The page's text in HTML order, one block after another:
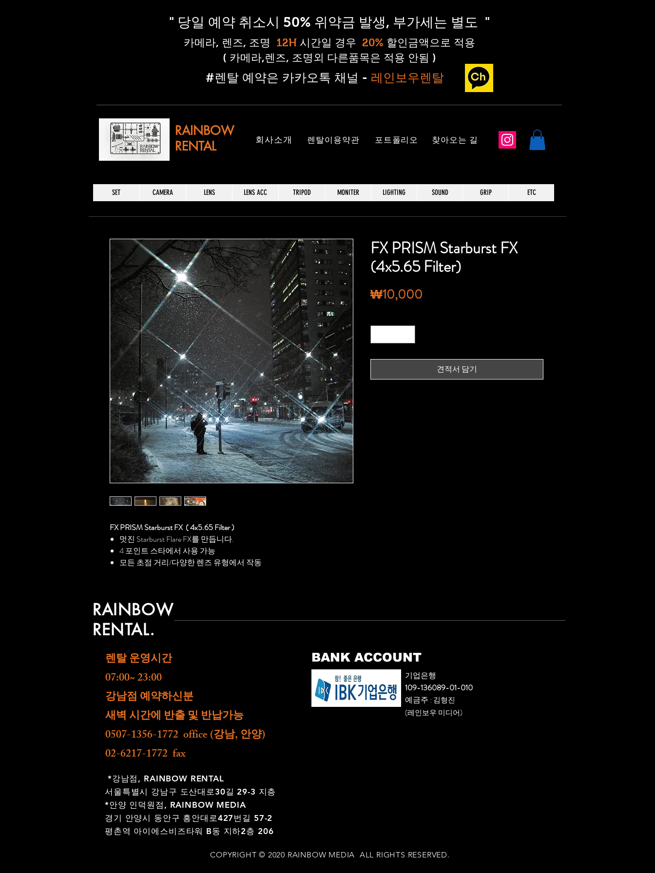
" 당일 예약 취소시 50% 위약금 발생, 부가세는 별도 "
​카메라, 렌즈, 조명 12H시간일 경우 20% 할인금액으로 적용
( 카메라,렌즈, 조명외 다른품목은 적용 안됨 )
​#렌탈 예약은 카카오톡 채널 - 레인보우렌탈
RAINBOW
RENTAL
​회사소개 렌탈이용약관 포트폴리오 ​찾아오는 길
SET CAMERA LENS LENS ACC TRIPOD MONITER LIGHTING SOUND GRIP ETC
FX PRISM Starburst FX ( 4x5.65 Filter )
멋진 Starburst Flare FX를 만듭니다.
4 포인트 스타에서 사용 가능
모든 초점 거리/다양한 렌즈 유형에서 작동
FX PRISM Starburst FX
(4x5.65 Filter)
₩10,000
견적서 담기
RAINBOW
RENTAL.
렌탈 운영시간
07:00~ 23:00
​강남점 예약하신분
새벽 시간에 반출 및 반납가능
0507-1356-1772 office (강남, 안양)
02-6217-1772 fax
BANK ACCOUNT
기업은행
109-136089-01-010
​예금주 : 김형진
(레인보우 미디어)
*강남점, RAINBOW RENTAL
서울특별시 강남구 도산대로30길 29-3 지층
*안양 인덕원점, RAINBOW MEDIA
경기 안양시 동안구 흥안대로427번길 57-2
평촌역 아이에스비즈타워 B동 지하2층 206
COPYRIGHT © 2020 RAINBOW MEDIA ALL RIGHTS RESERVED.